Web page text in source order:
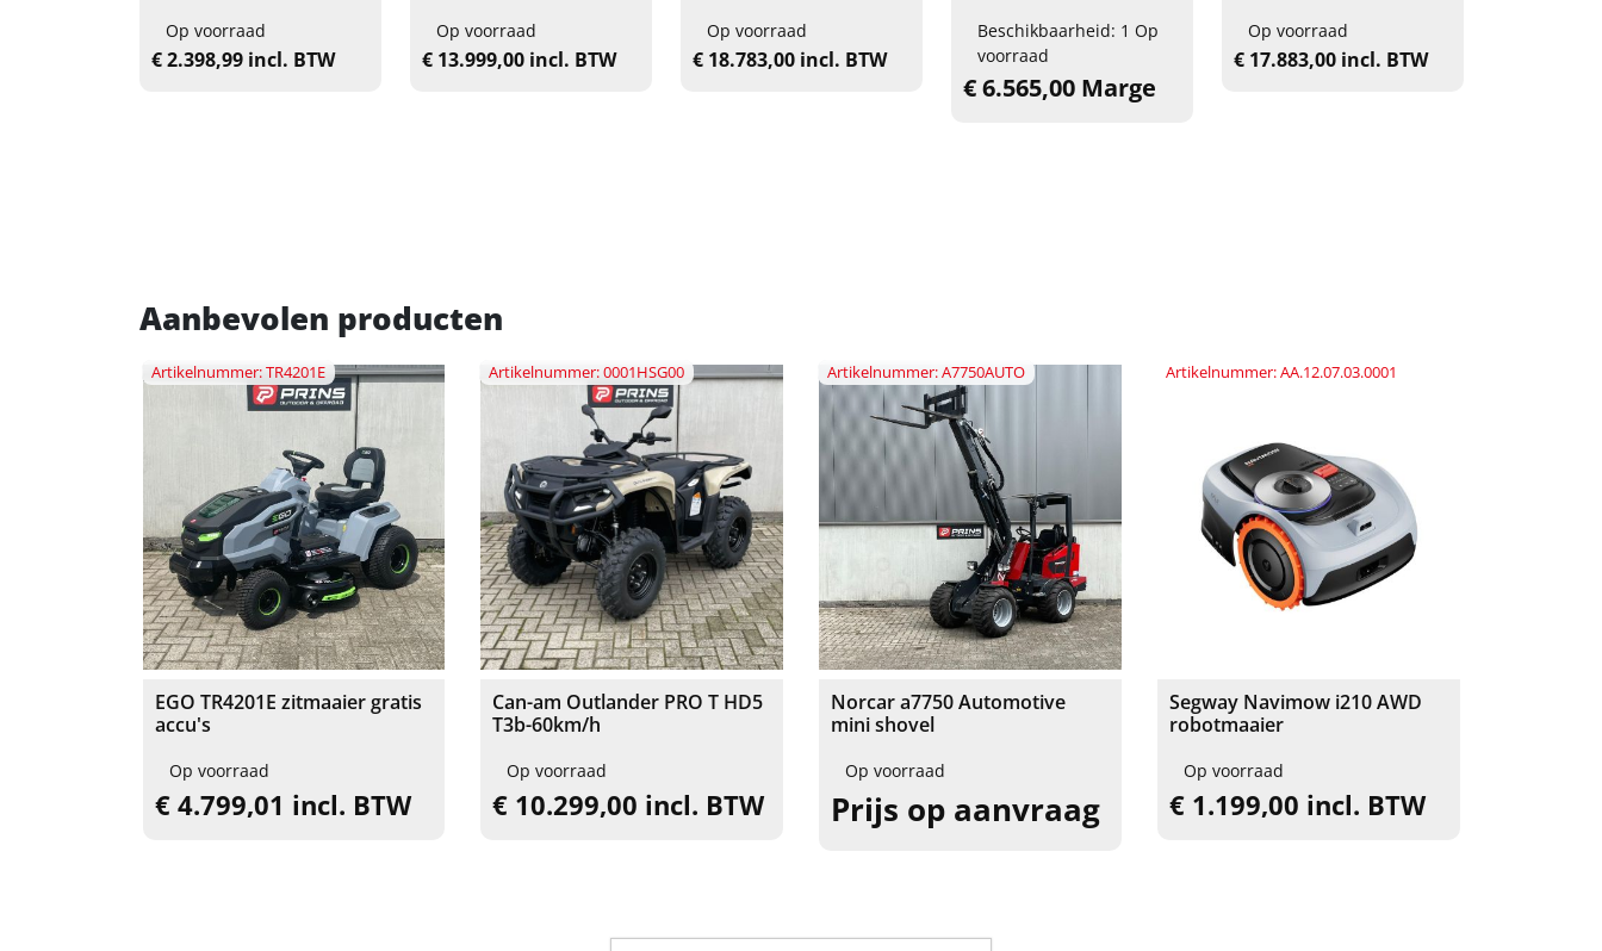
Op voorraad
€ 2.398,99 incl. BTW
Op voorraad
€ 13.999,00 incl. BTW
Op voorraad
€ 18.783,00 incl. BTW
Beschikbaarheid: 1 Op
voorraad
€ 6.565,00 Marge
Op voorraad
€ 17.883,00 incl. BTW
Aanbevolen producten
Artikelnummer: TR4201E
EGO TR4201E zitmaaier gratis
accu's
Op voorraad
€ 4.799,01 incl. BTW
Artikelnummer: 0001HSG00
Can-am Outlander PRO T HD5
T3b-60km/h
Op voorraad
€ 10.299,00 incl. BTW
Artikelnummer: A7750AUTO
Norcar a7750 Automotive
mini shovel
Op voorraad
Prijs op aanvraag
Artikelnummer: AA.12.07.03.0001
Segway Navimow i210 AWD
robotmaaier
Op voorraad
€ 1.199,00 incl. BTW